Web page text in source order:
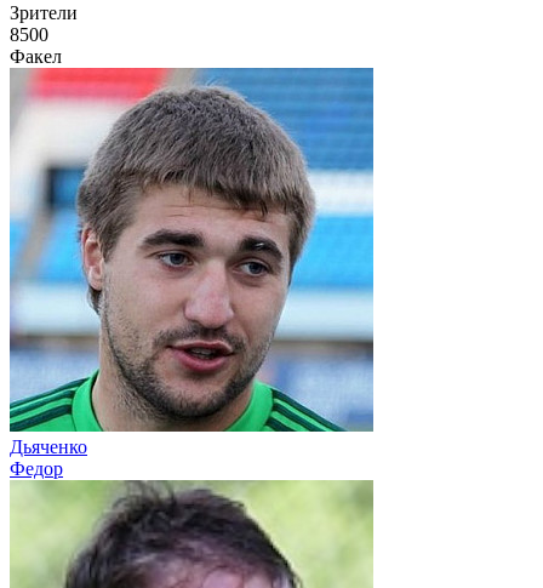
Зрители
8500
Факел
Дьяченко
Федор